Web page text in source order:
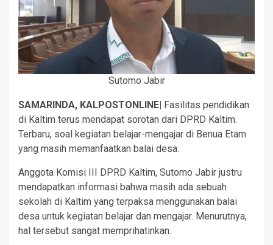
Sutomo Jabir
SAMARINDA, KALPOSTONLINE| Fasilitas pendidikan
di Kaltim terus mendapat sorotan dari DPRD Kaltim.
Terbaru, soal kegiatan belajar-mengajar di Benua Etam
yang masih memanfaatkan balai desa.
Anggota Komisi III DPRD Kaltim, Sutomo Jabir justru
mendapatkan informasi bahwa masih ada sebuah
sekolah di Kaltim yang terpaksa menggunakan balai
desa untuk kegiatan belajar dan mengajar. Menurutnya,
hal tersebut sangat memprihatinkan.